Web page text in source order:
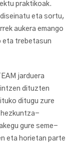
praktikoak.
eta sortu,
aukera emango
eta trebetasun
jarduera
dituzten
ditugu zure
hezkuntza-
gure seme-
eta horietan parte